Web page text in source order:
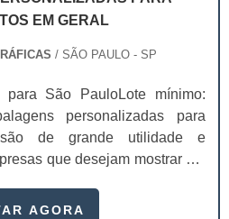
EM GERAL
/ SÃO PAULO - SP
para São PauloLote mínimo:
personalizadas para
de grande utilidade e
que desejam mostrar um
levou a indústria a fazer da
AGORA